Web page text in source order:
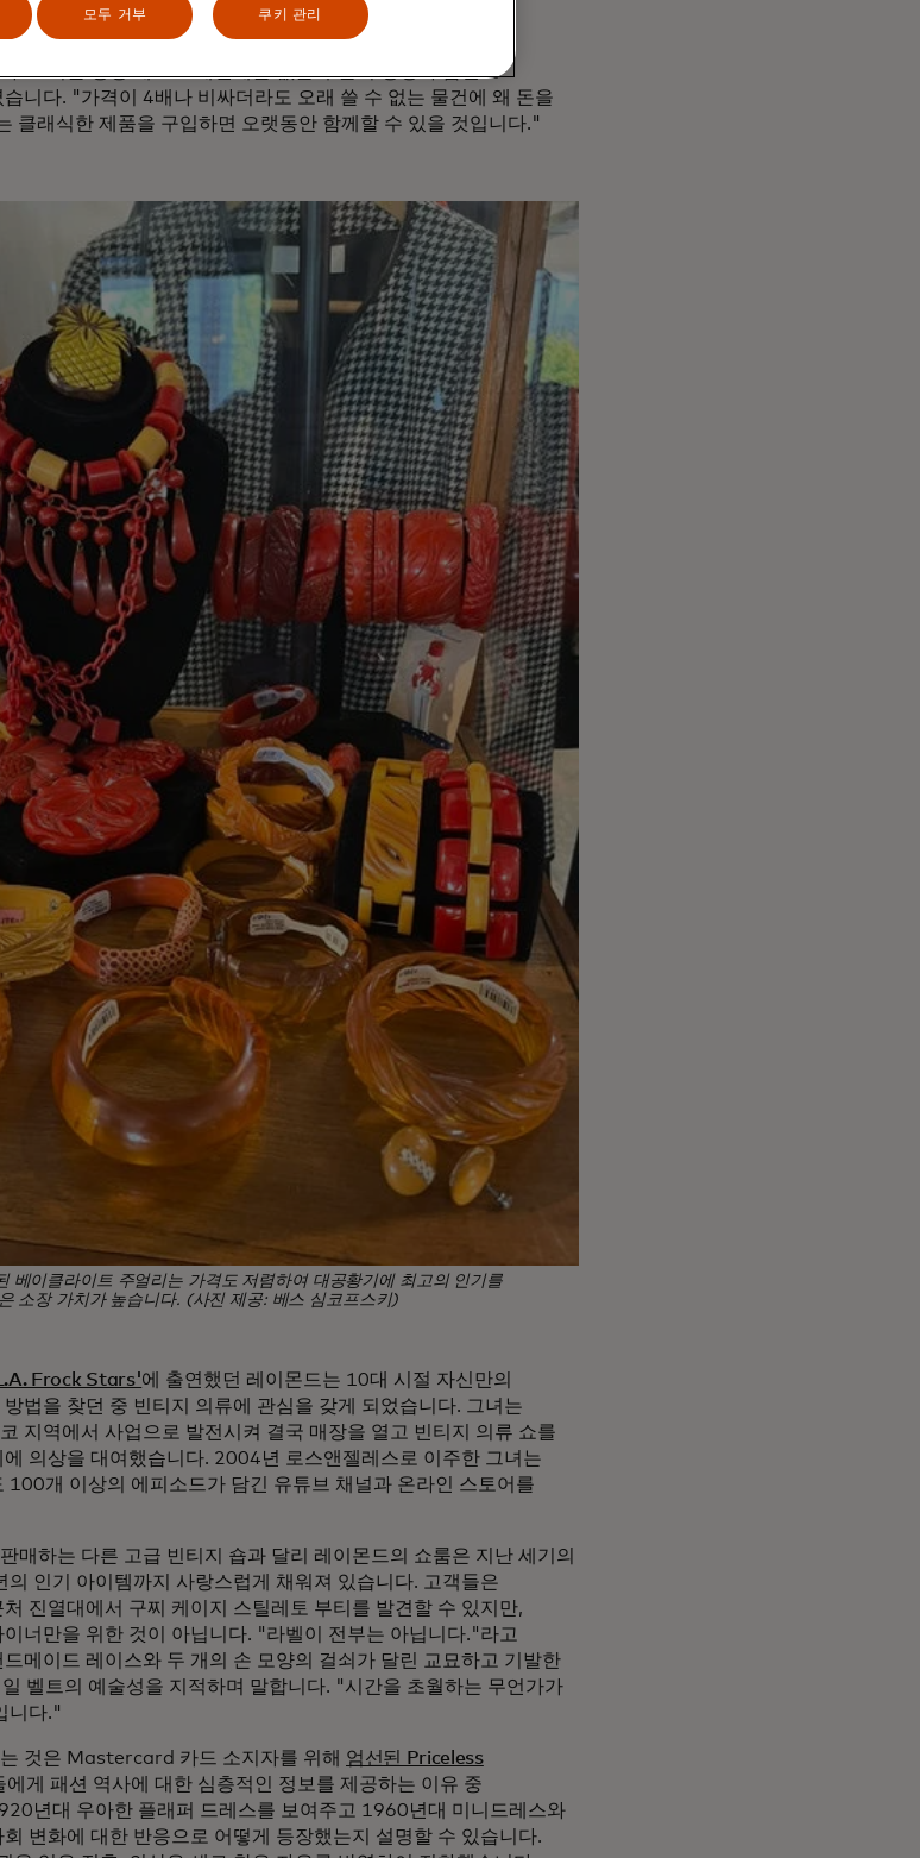
능한 사람이 되었습니다." 레이먼드는 예약 전용 쇼룸을
니다. "가격이 4배나 비싸더라도 오래 쓸 수 없는 물건에 왜 돈을
클래식한 제품을 구입하면 오랫동안 함께할 수 있을 것입니다."
베이클라이트 주얼리는 가격도 저렴하여 대공황기에 최고의 인기를
소장 가치가 높습니다. (사진 제공: 베스 심코프스키)
Frock Stars'에 출연했던 레이몬드는 10대 시절 자신만의
법을 찾던 중 빈티지 의류에 관심을 갖게 되었습니다. 그녀는
지역에서 사업으로 발전시켜 결국 매장을 열고 빈티지 의류 쇼를
의상을 대여했습니다. 2004년 로스앤젤레스로 이주한 그녀는
100개 이상의 에피소드가 담긴 유튜브 채널과 온라인 스토어를
매하는 다른 고급 빈티지 숍과 달리 레이몬드의 쇼룸은 지난 세기의
의 인기 아이템까지 사랑스럽게 채워져 있습니다. 고객들은
진열대에서 구찌 케이지 스틸레토 부티를 발견할 수 있지만,
너만을 위한 것이 아닙니다. "라벨이 전부는 아닙니다."라고
메이드 레이스와 두 개의 손 모양의 걸쇠가 달린 교묘하고 기발한
벨트의 예술성을 지적하며 말합니다. "시간을 초월하는 무언가가
니다."
것은 Mastercard 카드 소지자를 위해 엄선된 Priceless
에게 패션 역사에 대한 심층적인 정보를 제공하는 이유 중
년대 우아한 플래퍼 드레스를 보여주고 1960년대 미니드레스와
변화에 대한 반응으로 어떻게 등장했는지 설명할 수 있습니다.
모두 거부 쿠키 관리